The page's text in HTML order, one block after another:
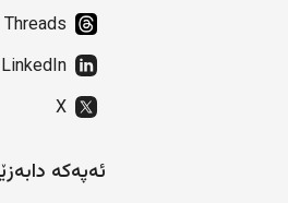
Threads
LinkedIn
X
ئەپەکە